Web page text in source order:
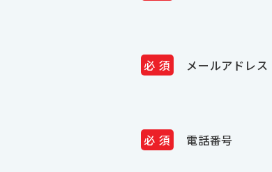
メールアドレス
電話番号